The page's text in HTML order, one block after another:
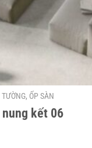
TƯỜNG, ỐP SÀN
kết 06